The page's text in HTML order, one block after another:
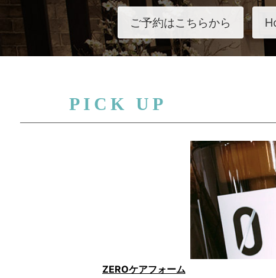
ご予約はこちらから
PICK UP
ZEROケアフォーム